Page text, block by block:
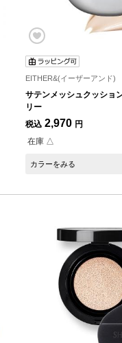
EITHER&(イーザーアンド)
サテンメッシュクッショ
リー
税込 2,970 円
在庫 △
カラーをみる